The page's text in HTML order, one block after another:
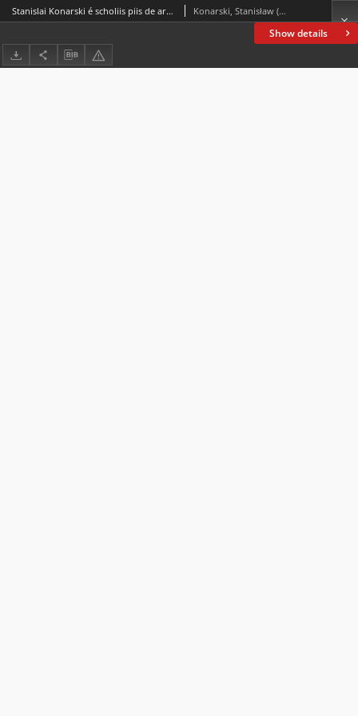
Show details
Stanislai Konarski é scholiis piis de arte bene cogitandi, ad artem dicendi bene necessaria Konarski, Stanisław (1700-1773)